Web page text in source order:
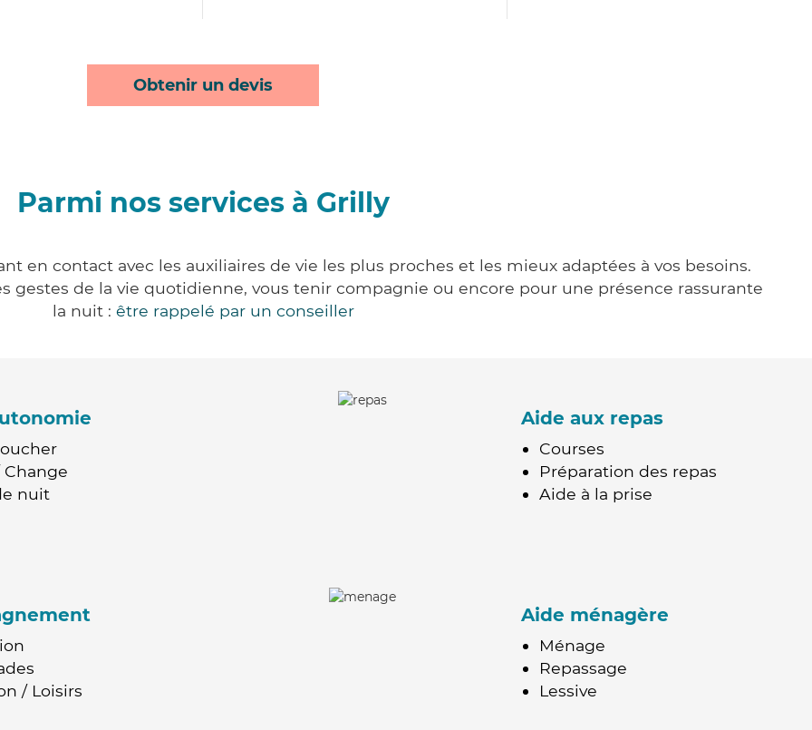
Obtenir un devis
Parmi nos services à Grilly
en contact avec les auxiliaires de vie les plus proches et les mieux adaptées à vos besoins.
gestes de la vie quotidienne, vous tenir compagnie ou encore pour une présence rassurante
la nuit : être rappelé par un conseiller
nuit
Aide aux repas
Courses
Préparation des repas
Aide à la prise
/ Loisirs
Aide ménagère
Ménage
Repassage
Lessive